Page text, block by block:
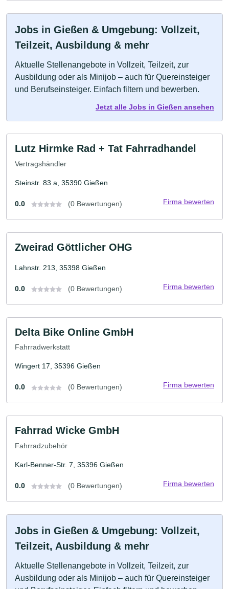
Jobs in Gießen & Umgebung: Vollzeit,
Teilzeit, Ausbildung & mehr
Aktuelle Stellenangebote in Vollzeit, Teilzeit, zur
Ausbildung oder als Minijob – auch für Quereinsteiger
und Berufseinsteiger. Einfach filtern und bewerben.
Jetzt alle Jobs in Gießen ansehen
Lutz Hirmke Rad + Tat Fahrradhandel
Vertragshändler
Steinstr. 83 a, 35390 Gießen
0.0 (0 Bewertungen) Firma bewerten
Zweirad Göttlicher OHG
Lahnstr. 213, 35398 Gießen
0.0 (0 Bewertungen) Firma bewerten
Delta Bike Online GmbH
Fahrradwerkstatt
Wingert 17, 35396 Gießen
0.0 (0 Bewertungen) Firma bewerten
Fahrrad Wicke GmbH
Fahrradzubehör
Karl-Benner-Str. 7, 35396 Gießen
0.0 (0 Bewertungen) Firma bewerten
Jobs in Gießen & Umgebung: Vollzeit,
Teilzeit, Ausbildung & mehr
Aktuelle Stellenangebote in Vollzeit, Teilzeit, zur
Ausbildung oder als Minijob – auch für Quereinsteiger